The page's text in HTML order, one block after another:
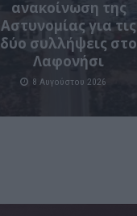
ανακοίνωση της
Αστυνομίας για τις
δύο συλλήψεις στο
Λαφονήσι
8 Αυγούστου 2026